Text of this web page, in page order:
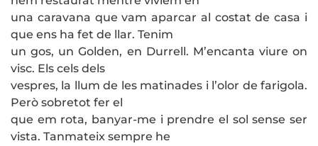
una caravana que vam aparcar al costat de casa i
que ens ha fet de llar. Tenim
un gos, un Golden, en Durrell. M’encanta viure on
visc. Els cels dels
vespres, la llum de les matinades i l’olor de farigola.
Però sobretot fer el
que em rota, banyar-me i prendre el sol sense ser
vista. Tanmateix sempre he